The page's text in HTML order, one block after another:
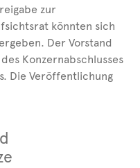
zur
könnten sich
Der Vorstand
Konzernabschlusses
Die Veröffentlichung